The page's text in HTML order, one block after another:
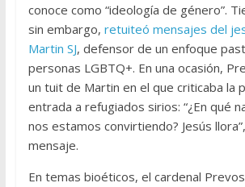
conoce como “ideología de género”.
sin embargo, retuiteó mensajes del
Martin SJ, defensor de un enfoque
personas LGBTQ+. En una ocasión,
un tuit de Martin en el que criticaba la
entrada a refugiados sirios: “¿En qué
nos estamos convirtiendo? Jesús
mensaje.
En temas bioéticos, el cardenal